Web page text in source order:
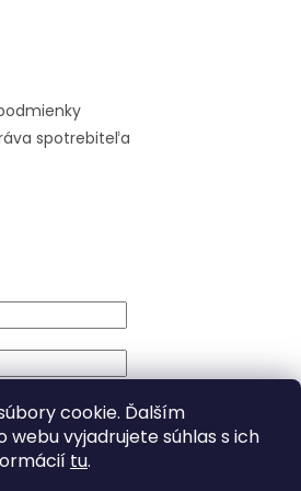
cookie. Ďalším
vyjadrujete súhlas s ich
tu.
spotrebiteľa
heslo